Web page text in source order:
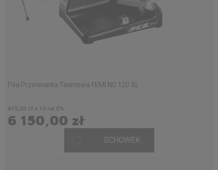
Piła Przecinarka Taśmowa FEMI NG 120 XL
6 150,00 zł
615,00 zł x 10 rat 0%
SCHOWEK